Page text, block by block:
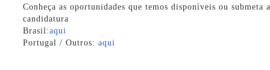
Conheça as oportunidades que temos disponíveis ou submeta
candidatura
Brasil:aqui
Portugal / Outros: aqui